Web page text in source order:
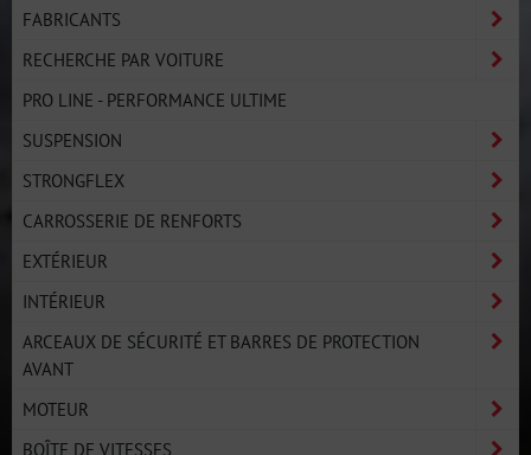
FABRICANTS
RECHERCHE PAR VOITURE
PRO LINE - PERFORMANCE ULTIME
SUSPENSION
STRONGFLEX
CARROSSERIE DE RENFORTS
EXTÉRIEUR
INTÉRIEUR
ARCEAUX DE SÉCURITÉ ET BARRES DE PROTECTION
AVANT
MOTEUR
BOÎTE DE VITESSES